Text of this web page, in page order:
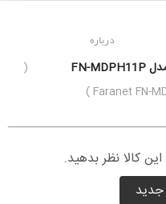
درباره
(
Faranet FN-
کالا نظر بدهید.
جدید